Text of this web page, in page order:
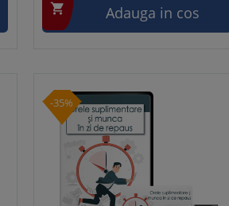
 Adauga in cos
-35%